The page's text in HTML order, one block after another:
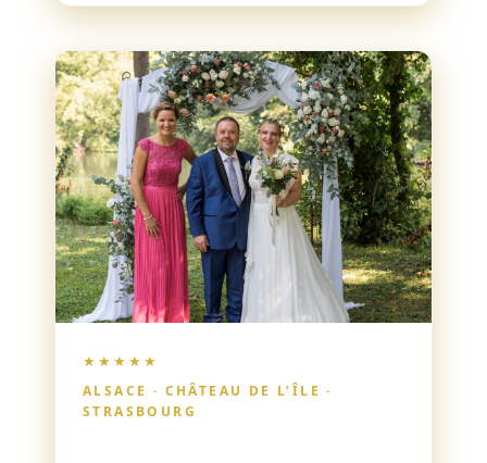
chaleureuse. Elle a raconté l’histoire de
notre rencontre avec l’amour du détail,
en mettant en valeur les moments
forts, avec charme et humour.
★★★★★
ALSACE · CHÂTEAU DE L’ÎLE ·
STRASBOURG